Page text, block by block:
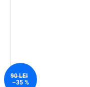
90 LEI
–35 %